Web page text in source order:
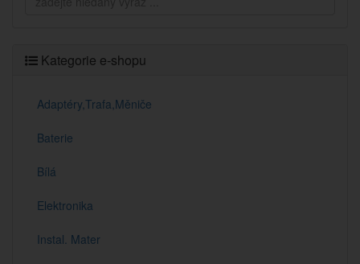
Kategorie e-shopu
Adaptéry,Trafa,Měniče
Baterie
Bílá
Elektronika
Instal. Mater